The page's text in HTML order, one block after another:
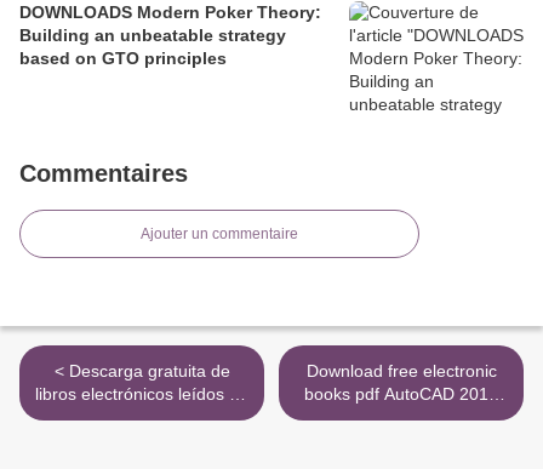
DOWNLOADS Modern Poker Theory:
Building an unbeatable strategy
based on GTO principles
Commentaires
Ajouter un commentaire
< Descarga gratuita de
libros electrónicos leídos LA
NOIA DEL TREN de PAULA
Download free electronic
books pdf AutoCAD 2019
Tutorial First Level 2D